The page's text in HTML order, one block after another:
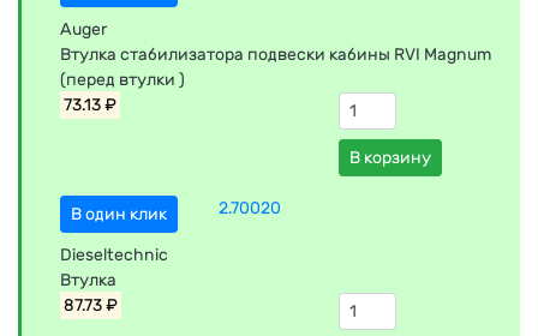
Auger
Втулка стабилизатора подвески кабины RVI Magnum
(перед втулки )
73.13 ₽
В корзину
В один клик 2.70020
Dieseltechnic
Втулка
87.73 ₽